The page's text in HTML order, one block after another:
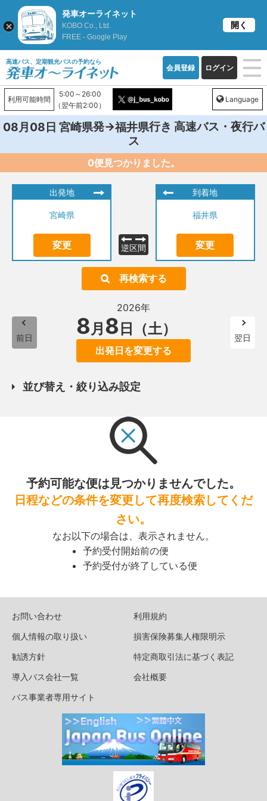
高速バス、定期観光バスの予約なら
会員登録 ログイン
利用可能時間
5:00～26:00
（翌午前2:00）
Language
08月08日 宮崎県発→福井県行き 高速バス・夜行バ
ス
0便見つかりました。
出発地
宮崎県
変更 逆区間
到着地
福井県
変更
再検索する
前日
2026年
8月 8 日（土）
出発日を変更する
翌日
並び替え・絞り込み設定
予約可能な便は見つかりませんでした。
日程などの条件を変更して再度検索してくだ
さい。
なお以下の場合は、表示されません。
予約受付開始前の便
予約受付が終了している便
お問い合わせ
利用規約
個人情報の取り扱い
損害保険募集人権限明示
勧誘方針
特定商取引法に基づく表記
導入バス会社一覧
会社概要
バス事業者専用サイト
発車オーライネット
KOBO Co., Ltd.
FREE - Google Play
開く